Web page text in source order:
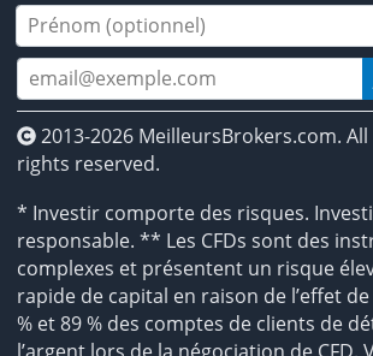
2013-2026 MeilleursBrokers.com. All
rights reserved.
* Investir comporte des risques.
responsable. ** Les CFDs sont des
complexes et présentent un risque
rapide de capital en raison de l’effet
% et 89 % des comptes de clients de